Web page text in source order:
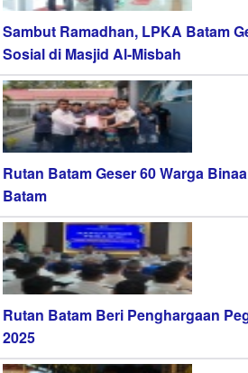
Sambut Ramadhan, LPKA Batam
Sosial di Masjid Al-Misbah
Rutan Batam Geser 60 Warga
Batam
Rutan Batam Beri Penghargaan
2025